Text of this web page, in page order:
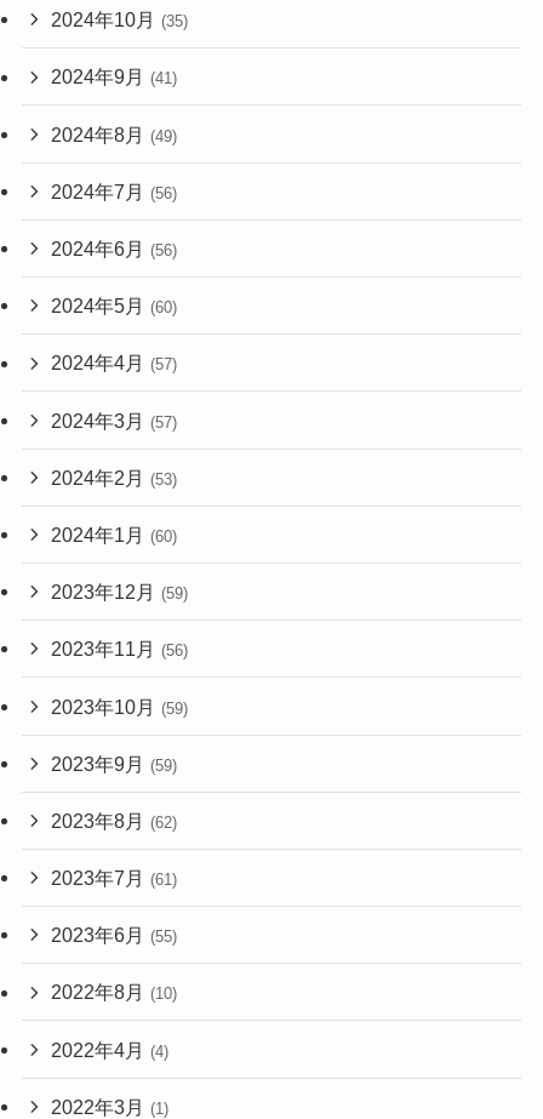
2024年10月 (35)
2024年9月 (41)
2024年8月 (49)
2024年7月 (56)
2024年6月 (56)
2024年5月 (60)
2024年4月 (57)
2024年3月 (57)
2024年2月 (53)
2024年1月 (60)
2023年12月 (59)
2023年11月 (56)
2023年10月 (59)
2023年9月 (59)
2023年8月 (62)
2023年7月 (61)
2023年6月 (55)
2022年8月 (10)
2022年4月 (4)
2022年3月 (1)